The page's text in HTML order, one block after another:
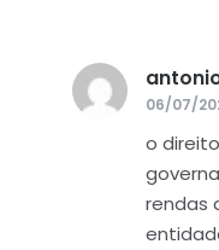
06/07/
o
rendas